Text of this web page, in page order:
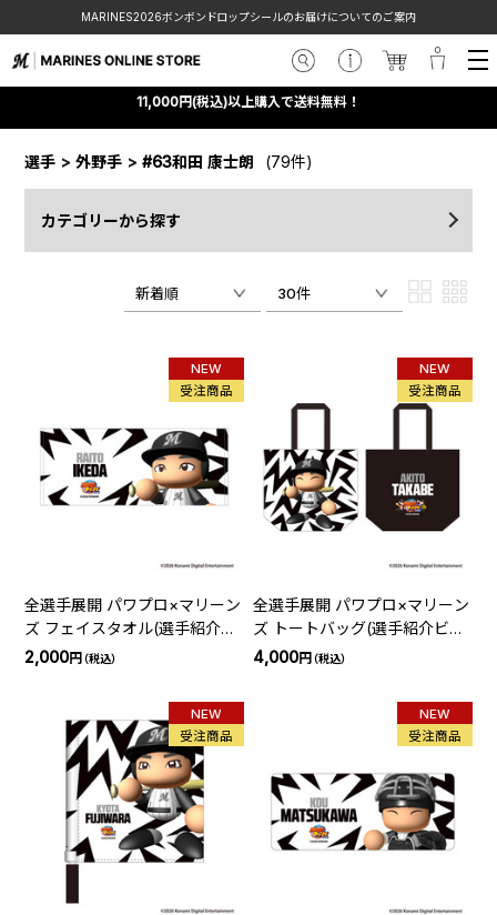
MARINES2026ボンボンドロップシールのお届けについてのご案内
11,000円(税込)以上購入で送料無料！
選手 >外野手 >#63和田 康士朗 (79件)
カテゴリーから探す
新着順 30件
NEW
受注商品
全選手展開 パワプロ×マリーン
ズ フェイスタオル(選手紹介ビ
ジョン)
2,000円（税込）
NEW
受注商品
全選手展開 パワプロ×マリーン
ズ トートバッグ(選手紹介ビジ
ョン)
4,000円（税込）
NEW
受注商品
NEW
受注商品